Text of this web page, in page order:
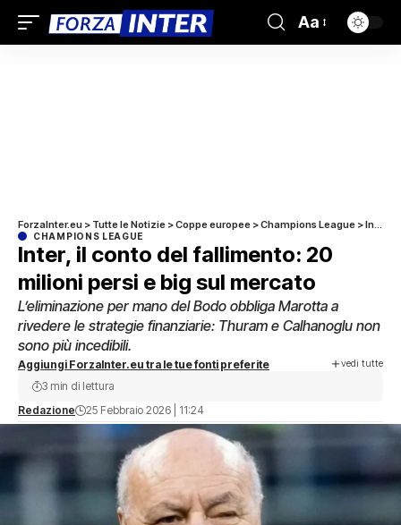
Aa
ForzaInter.eu > Tutte le Notizie >Coppe europee >Champions League >Inter, il conto del fallimento: 20 milioni persi e big sul mercato
CHAMPIONS LEAGUE
Inter, il conto del fallimento: 20
milioni persi e big sul mercato
L’eliminazione per mano del Bodo obbliga Marotta a
rivedere le strategie finanziarie: Thuram e Calhanoglu non
sono più incedibili.
Aggiungi ForzaInter.eu tra le tue fonti preferite vedi tutte
Redazione 25 Febbraio 2026 | 11:24
3 min di lettura